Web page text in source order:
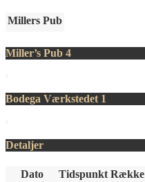
Millers Pub
Miller’s Pub 4
Bodega Værkstedet 1
Detaljer
Dato Tidspunkt Række